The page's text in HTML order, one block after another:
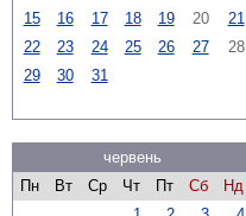
15
16 17 18 19 20
21
22
23 24 25 26 27
28
29
30 31
червень
Пн
Вт Ср Чт Пт Сб
Нд